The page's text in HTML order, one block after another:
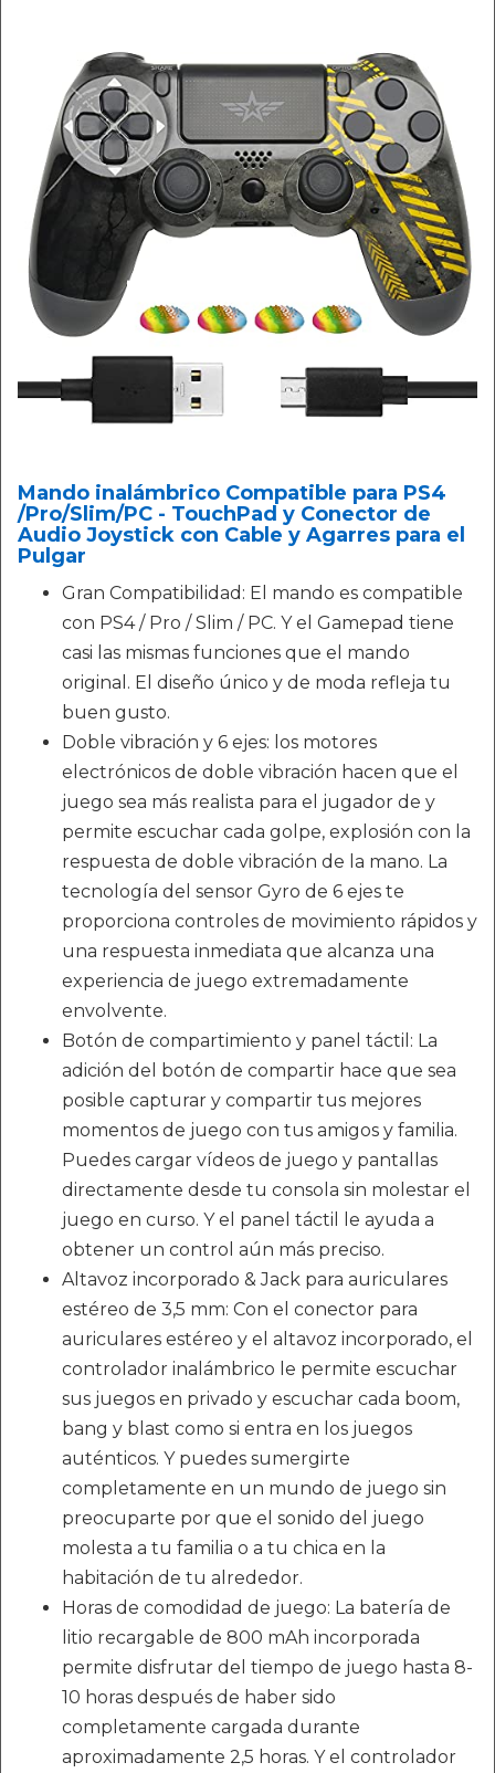
Mando inalámbrico Compatible para PS4
/Pro/Slim/PC - TouchPad y Conector de
Audio Joystick con Cable y Agarres para el
Pulgar
Gran Compatibilidad: El mando es compatible
con PS4 / Pro / Slim / PC. Y el Gamepad tiene
casi las mismas funciones que el mando
original. El diseño único y de moda refleja tu
buen gusto.
Doble vibración y 6 ejes: los motores
electrónicos de doble vibración hacen que el
juego sea más realista para el jugador de y
permite escuchar cada golpe, explosión con la
respuesta de doble vibración de la mano. La
tecnología del sensor Gyro de 6 ejes te
proporciona controles de movimiento rápidos y
una respuesta inmediata que alcanza una
experiencia de juego extremadamente
envolvente.
Botón de compartimiento y panel táctil: La
adición del botón de compartir hace que sea
posible capturar y compartir tus mejores
momentos de juego con tus amigos y familia.
Puedes cargar vídeos de juego y pantallas
directamente desde tu consola sin molestar el
juego en curso. Y el panel táctil le ayuda a
obtener un control aún más preciso.
Altavoz incorporado & Jack para auriculares
estéreo de 3,5 mm: Con el conector para
auriculares estéreo y el altavoz incorporado, el
controlador inalámbrico le permite escuchar
sus juegos en privado y escuchar cada boom,
bang y blast como si entra en los juegos
auténticos. Y puedes sumergirte
completamente en un mundo de juego sin
preocuparte por que el sonido del juego
molesta a tu familia o a tu chica en la
habitación de tu alrededor.
Horas de comodidad de juego: La batería de
litio recargable de 800 mAh incorporada
permite disfrutar del tiempo de juego hasta 8-
10 horas después de haber sido
completamente cargada durante
aproximadamente 2,5 horas. Y el controlador